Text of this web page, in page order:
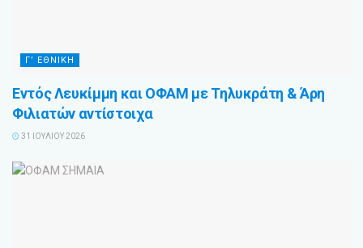
Γ’ ΕΘΝΙΚΗ
Εντός Λευκίμμη και ΟΦΑΜ με Τηλυκράτη & Άρη
Φιλιατών αντίστοιχα
31 ΙΟΥΛΊΟΥ 2026